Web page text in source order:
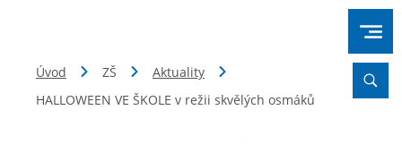
Úvod ZŠ
Aktuality
HALLOWEEN VE ŠKOLE v režii skvělých osmáků